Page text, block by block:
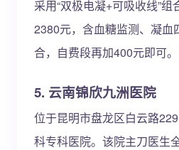
采用“双极电凝+可吸收线”
2380元，含血糖监测、凝
合，自费段再加400元即可
5. 云南锦欣九洲医院
位于昆明市盘龙区白云路
科专科医院。该院主刀医生